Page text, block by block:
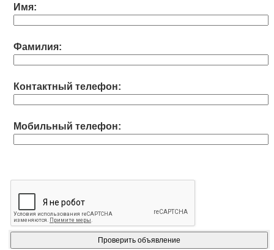
Имя:
Фамилия:
Контактный телефон:
Мобильный телефон: